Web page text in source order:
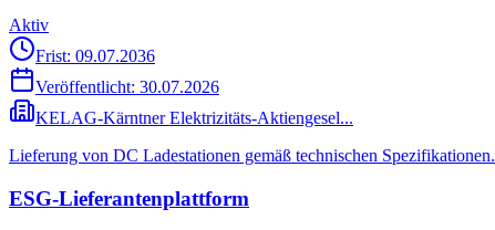
Aktiv
Frist: 09.07.2036
Veröffentlicht: 30.07.2026
KELAG-Kärntner Elektrizitäts-Aktiengesel...
Lieferung von DC Ladestationen gemäß technischen Spezifikationen.
ESG-Lieferantenplattform